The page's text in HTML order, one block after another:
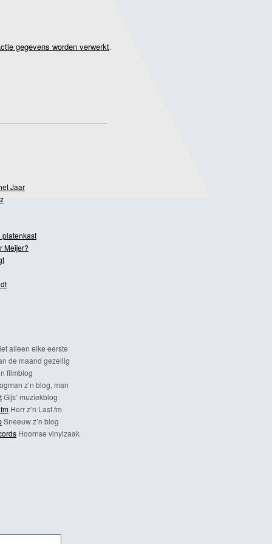
gegevens worden verwerkt.
Jaar
platenkast
Meijer?
alleen elke eerste
de maand gezellig
filmblog
z’n blog, man
Gijs’ muziekblog
Herr z’n Last.fm
Sneeuw z’n blog
Hoornse vinylzaak